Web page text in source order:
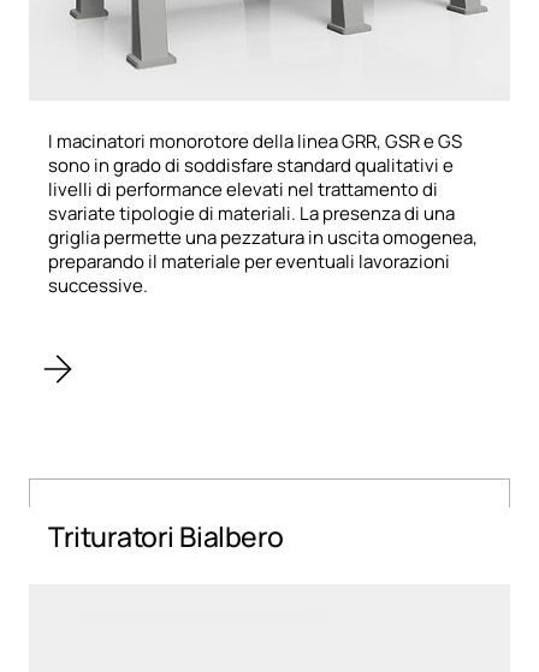
I macinatori monorotore della linea GRR, GSR e GS
sono in grado di soddisfare standard qualitativi e
livelli di performance elevati nel trattamento di
svariate tipologie di materiali. La presenza di una
griglia permette una pezzatura in uscita omogenea,
preparando il materiale per eventuali lavorazioni
successive.
Trituratori Bialbero